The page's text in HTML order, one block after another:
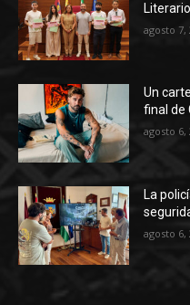
agosto 7,
Un
final de
agosto 6,
La
agosto 6,